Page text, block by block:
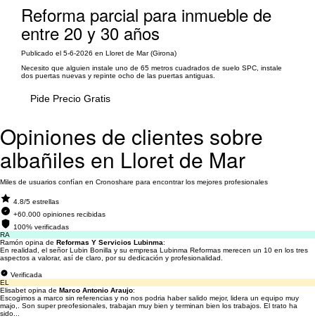
Reforma parcial para inmueble de
entre 20 y 30 años
Publicado el 5-6-2026 en Lloret de Mar (Girona)
Necesito que alguien instale uno de 65 metros cuadrados de suelo SPC, instale
dos puertas nuevas y repinte ocho de las puertas antiguas.
Pide Precio Gratis
Opiniones de clientes sobre
albañiles en Lloret de Mar
Miles de usuarios confían en Cronoshare para encontrar los mejores profesionales
4.8/5 estrellas
+60.000 opiniones recibidas
100% verificadas
RA
Ramón opina de Reformas Y Servicios Lubinma:
En realidad, el señor Lubin Bonilla y su empresa Lubinma Reformas merecen un 10 en los tres
aspectos a valorar, así de claro, por su dedicación y profesionalidad.
Verificada
EL
Elisabet opina de Marco Antonio Araujo:
Escogimos a marco sin referencias y no nos podria haber salido mejor, lidera un equipo muy
majo,. Son super preofesionales, trabajan muy bien y terminan bien los trabajos. El trato ha
sido...